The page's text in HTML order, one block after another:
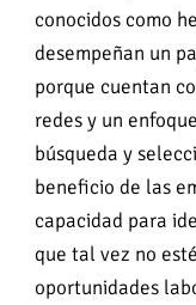
conocidos como
desempeñan un
porque cuentan
redes y un
búsqueda y
beneficio de las
capacidad para
que tal vez no
oportunidades